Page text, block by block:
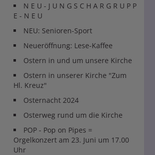
N E U - J U N G S C H A R G R U P P
E - N E U
NEU: Senioren-Sport
Neueröffnung: Lese-Kaffee
Ostern in und um unsere Kirche
Ostern in unserer Kirche "Zum
Hl. Kreuz"
Osternacht 2024
Osterweg rund um die Kirche
POP - Pop on Pipes =
Orgelkonzert am 23. Juni um 17.00
Uhr